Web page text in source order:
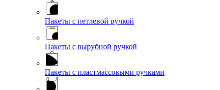
Пакеты с петлевой ручкой
Пакеты с вырубной ручкой
Пакеты с пластмассовыми ручками